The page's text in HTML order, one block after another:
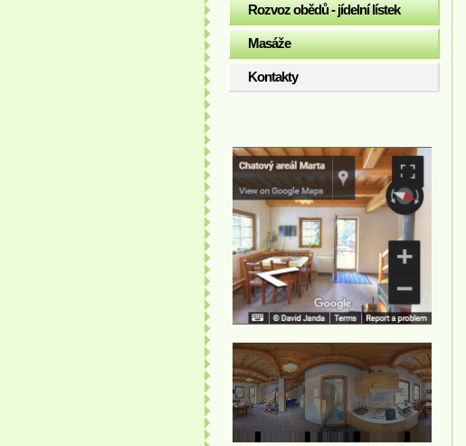
Rozvoz obědů - jídelní lístek
Masáže
Kontakty